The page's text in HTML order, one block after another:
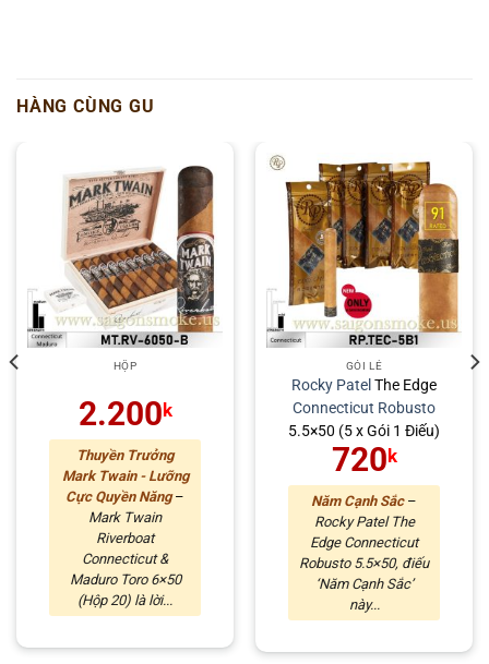
HÀNG CÙNG GU
HỘP
2.200 k
Thuyền Trưởng
Mark Twain - Lưỡng
Cực Quyền Năng–
Mark Twain
Riverboat
Connecticut &
Maduro Toro 6×50
(Hộp 20) là lời...
GÓI LẺ
Rocky Patel The Edge
Connecticut Robusto
5.5×50 (5 x Gói 1 Điếu)
720 k
Năm Cạnh Sắc–
Rocky Patel The
Edge Connecticut
Robusto 5.5×50, điếu
‘Năm Cạnh Sắc’
này...